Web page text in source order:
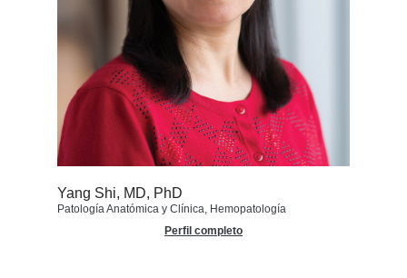
Yang Shi, MD, PhD
Patología Anatómica y Clínica, Hemopatología
Perfil completo